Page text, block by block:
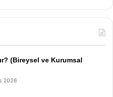
(Bireysel ve Kurumsal
2026